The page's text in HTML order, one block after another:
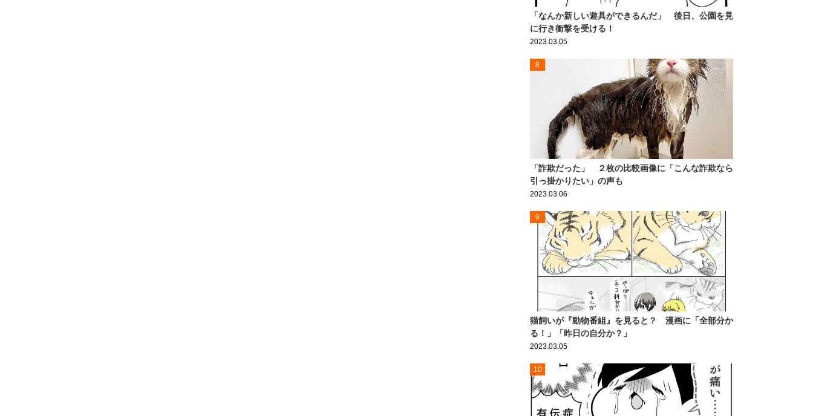
「なんか新しい遊具ができるんだ」 後日、公園を見
に行き衝撃を受ける！
2023.03.05
8
「詐欺だった」 ２枚の比較画像に「こんな詐欺なら
引っ掛かりたい」の声も
2023.03.06
9
猫飼いが『動物番組』を見ると？ 漫画に「全部分か
る！」「昨日の自分か？」
2023.03.05
10